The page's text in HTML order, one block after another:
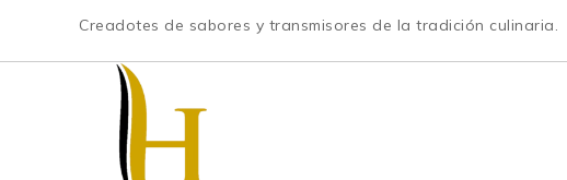
Creadotes de sabores y transmisores de la tradición culinaria.